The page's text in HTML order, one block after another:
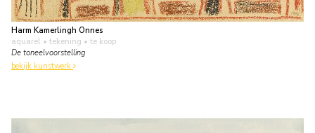
Harm Kamerlingh Onnes
aquarel • tekening • te koop
De toneelvoorstelling
bekijk kunstwerk